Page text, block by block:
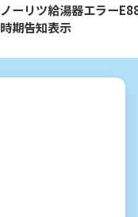
ノーリツ給湯器エラー
時期告知表示